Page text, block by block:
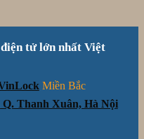
tử lớn nhất Việt
Miền Bắc
Thanh Xuân, Hà Nội